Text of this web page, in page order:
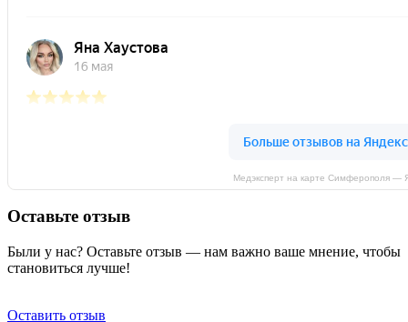
Медэксперт на карте Симферополя —
Оставьте отзыв
Были у нас? Оставьте отзыв — нам важно ваше мнение, чтобы
становиться лучше!
Оставить отзыв